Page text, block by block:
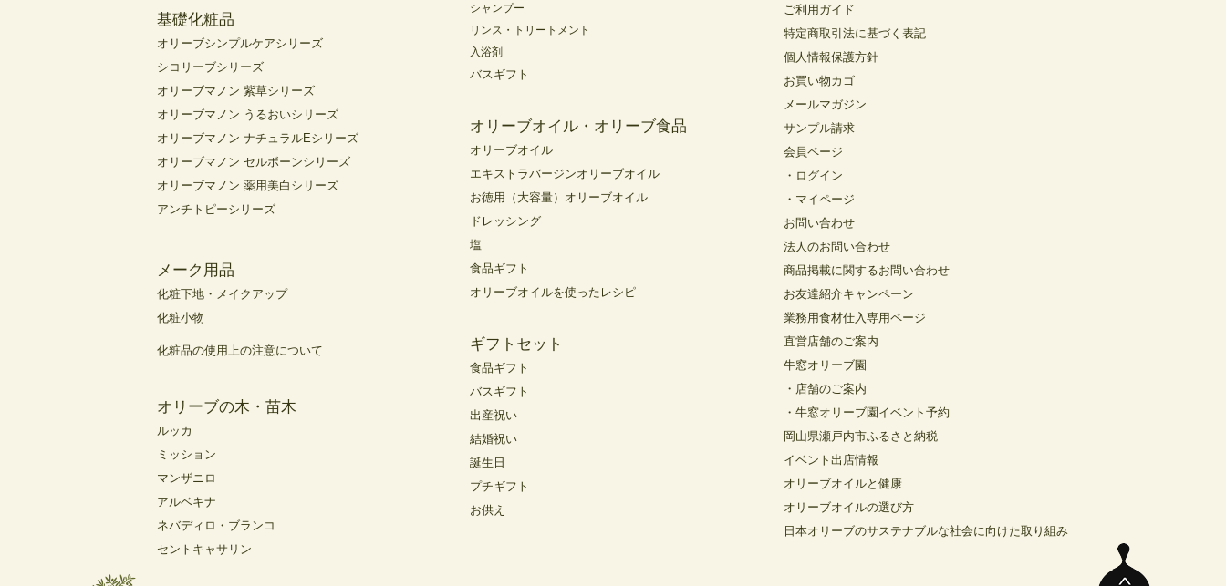
基礎化粧品
オリーブシンプルケアシリーズ
シコリーブシリーズ
オリーブマノン 紫草シリーズ
オリーブマノン うるおいシリーズ
オリーブマノン ナチュラルEシリーズ
オリーブマノン セルボーンシリーズ
オリーブマノン 薬用美白シリーズ
アンチトピーシリーズ
メーク用品
化粧下地・メイクアップ
化粧小物
化粧品の使用上の注意について
オリーブの木・苗木
ルッカ
ミッション
マンザニロ
アルベキナ
ネバディロ・ブランコ
セントキャサリン
シャンプー
リンス・トリートメント
入浴剤
バスギフト
オリーブオイル・オリーブ食品
オリーブオイル
エキストラバージンオリーブオイル
お徳用（大容量）オリーブオイル
ドレッシング
塩
食品ギフト
オリーブオイルを使ったレシピ
ギフトセット
食品ギフト
バスギフト
出産祝い
結婚祝い
誕生日
プチギフト
お供え
ご利用ガイド
特定商取引法に基づく表記
個人情報保護方針
お買い物カゴ
メールマガジン
サンプル請求
会員ページ
・ログイン
・マイページ
お問い合わせ
法人のお問い合わせ
商品掲載に関するお問い合わせ
お友達紹介キャンペーン
業務用食材仕入専用ページ
直営店舗のご案内
牛窓オリーブ園
・店舗のご案内
・牛窓オリーブ園イベント予約
岡山県瀬戸内市ふるさと納税
イベント出店情報
オリーブオイルと健康
オリーブオイルの選び方
日本オリーブのサステナブルな社会に向けた取り組み